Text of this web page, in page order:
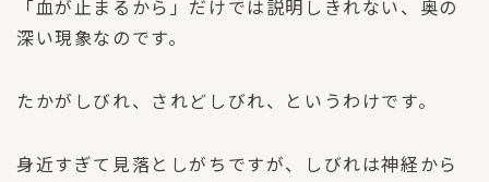
「血が止まるから」だけでは説明しきれない、奥の
深い現象なのです。
たかがしびれ、されどしびれ、というわけです。
身近すぎて見落としがちですが、しびれは神経から